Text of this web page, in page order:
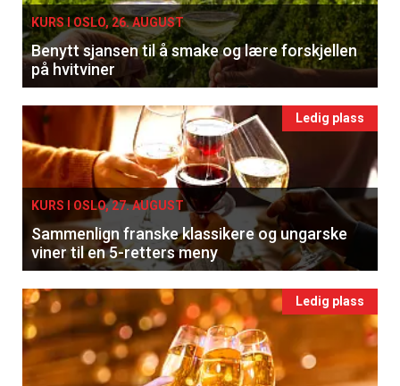
KURS I OSLO, 26. AUGUST
Benytt sjansen til å smake og lære forskjellen
på hvitviner
Ledig plass
KURS I OSLO, 27. AUGUST
Sammenlign franske klassikere og ungarske
viner til en 5-retters meny
Ledig plass